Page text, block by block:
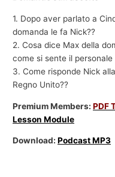
1. Dopo aver parlato a
domanda le fa Nick??
2. Cosa dice Max della
come si sente il personale
3. Come risponde Nick
Regno Unito??
Premium Members:PDF
Lesson Module
Download:Podcast MP3